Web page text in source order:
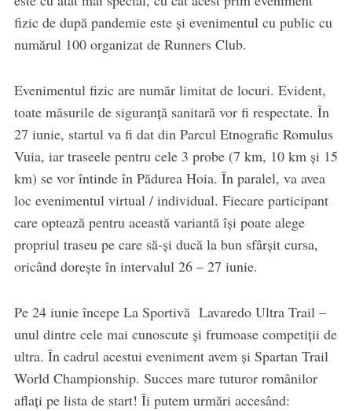
fizic de după pandemie este și evenimentul cu public cu
numărul 100 organizat de Runners Club.
Evenimentul fizic are număr limitat de locuri. Evident,
toate măsurile de siguranță sanitară vor fi respectate. În
27 iunie, startul va fi dat din Parcul Etnografic Romulus
Vuia, iar traseele pentru cele 3 probe (7 km, 10 km și 15
km) se vor întinde în Pădurea Hoia. În paralel, va avea
loc evenimentul virtual / individual. Fiecare participant
care optează pentru această variantă își poate alege
propriul traseu pe care să-și ducă la bun sfârșit cursa,
oricând dorește în intervalul 26 – 27 iunie.
Pe 24 iunie începe La Sportivă Lavaredo Ultra Trail –
unul dintre cele mai cunoscute și frumoase competiții de
ultra. În cadrul acestui eveniment avem și Spartan Trail
World Championship. Succes mare tuturor românilor
aflați pe lista de start! Îi putem urmări accesând: